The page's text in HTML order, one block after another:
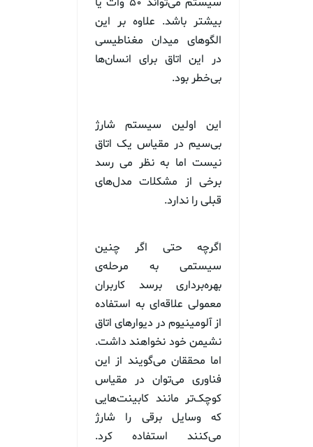
سیستم می‌تواند ۵۰ وات یا
بیشتر باشد. علاوه بر این
الگوهای میدان مغناطیسی
در این اتاق برای انسان‌ها
بی‌خطر بود.
این اولین سیستم شارژ
بی‌سیم در مقیاس یک اتاق
نیست اما به نظر می رسد
برخی از مشکلات مدل‌های
قبلی را ندارد.
اگرچه حتی اگر چنین
سیستمی به مرحله‌ی
بهره‌برداری برسد کاربران
معمولی علاقه‌ای به استفاده
از آلومینیوم در دیوارهای اتاق
نشیمن خود نخواهند داشت.
اما محققان می‌گویند از این
فناوری می‌توان در مقیاس
کوچک‌تر مانند کابینت‌هایی
که وسایل برقی را شارژ
می‌کنند استفاده کرد.